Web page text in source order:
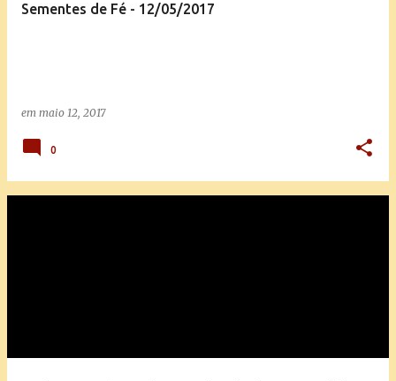
Sementes de Fé - 12/05/2017
em maio 12, 2017
0